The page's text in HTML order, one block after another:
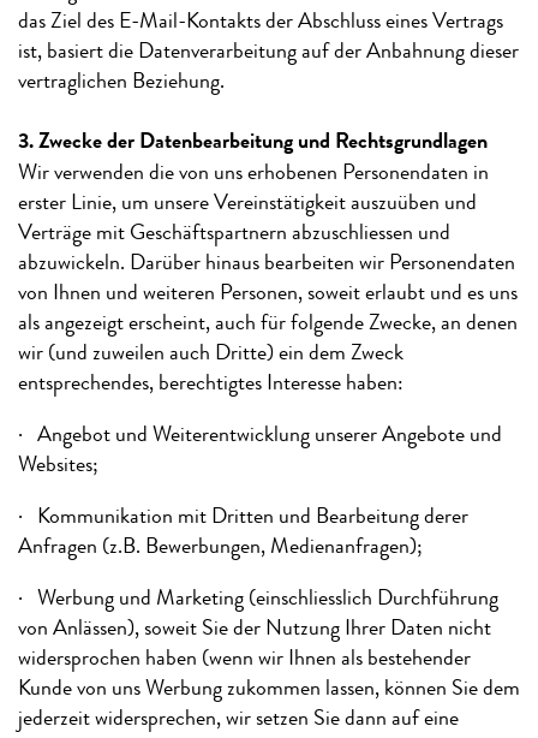
das Ziel des E-Mail-Kontakts der Abschluss eines Vertrags
ist, basiert die Datenverarbeitung auf der Anbahnung dieser
vertraglichen Beziehung.
3. Zwecke der Datenbearbeitung und Rechtsgrundlagen
Wir verwenden die von uns erhobenen Personendaten in
erster Linie, um unsere Vereinstätigkeit auszuüben und
Verträge mit Geschäftspartnern abzuschliessen und
abzuwickeln. Darüber hinaus bearbeiten wir Personendaten
von Ihnen und weiteren Personen, soweit erlaubt und es uns
als angezeigt erscheint, auch für folgende Zwecke, an denen
wir (und zuweilen auch Dritte) ein dem Zweck
entsprechendes, berechtigtes Interesse haben:
· Angebot und Weiterentwicklung unserer Angebote und
Websites;
· Kommunikation mit Dritten und Bearbeitung derer
Anfragen (z.B. Bewerbungen, Medienanfragen);
· Werbung und Marketing (einschliesslich Durchführung
von Anlässen), soweit Sie der Nutzung Ihrer Daten nicht
widersprochen haben (wenn wir Ihnen als bestehender
Kunde von uns Werbung zukommen lassen, können Sie dem
jederzeit widersprechen, wir setzen Sie dann auf eine